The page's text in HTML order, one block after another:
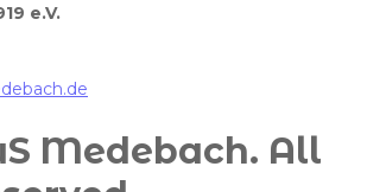
e.V.
Medebach. All